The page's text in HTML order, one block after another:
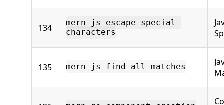
134
mern-js-escape-special-
characters
135 mern-js-find-all-matches